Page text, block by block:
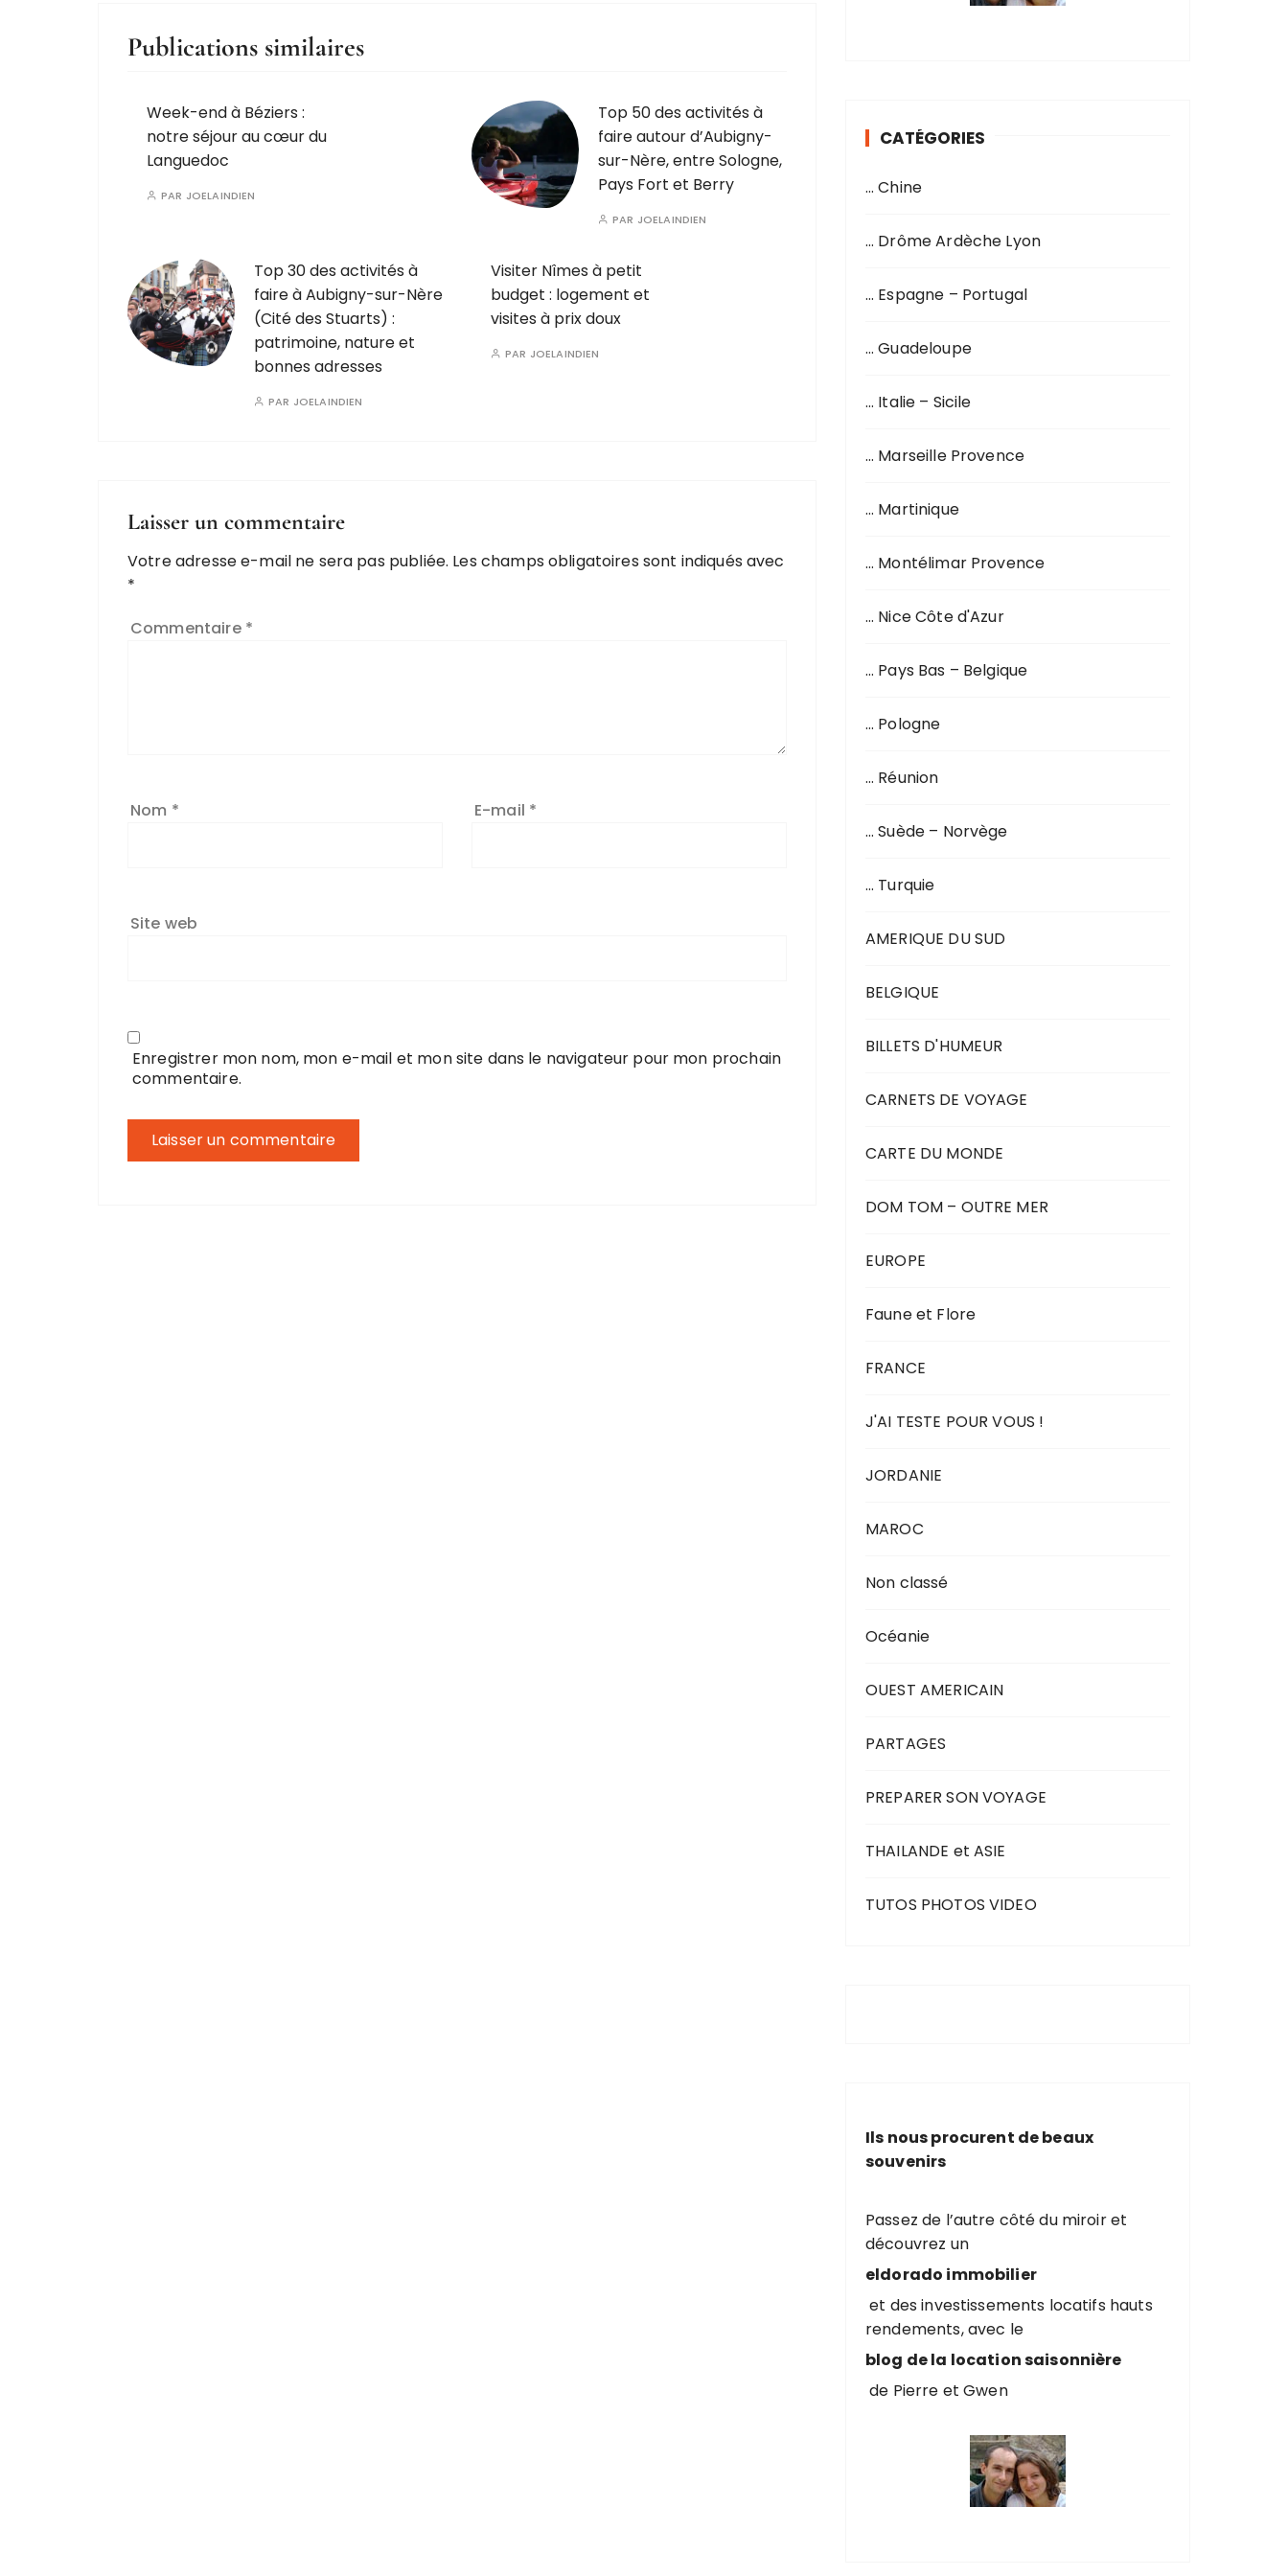
Publications similaires
Week-end à Béziers :
notre séjour au cœur du
Languedoc
PAR JOELAINDIEN
Top 50 des activités à
faire autour d’Aubigny-
sur-Nère, entre Sologne,
Pays Fort et Berry
PAR JOELAINDIEN
Top 30 des activités à
faire à Aubigny-sur-Nère
(Cité des Stuarts) :
patrimoine, nature et
bonnes adresses
PAR JOELAINDIEN
Visiter Nîmes à petit
budget : logement et
visites à prix doux
PAR JOELAINDIEN
Laisser un commentaire
Votre adresse e-mail ne sera pas publiée. Les champs obligatoires sont indiqués avec
*
Commentaire *
Nom * E-mail *
Site web
Enregistrer mon nom, mon e-mail et mon site dans le navigateur pour mon prochain
commentaire.
CATÉGORIES
… Chine
… Drôme Ardèche Lyon
… Espagne – Portugal
… Guadeloupe
… Italie – Sicile
… Marseille Provence
… Martinique
… Montélimar Provence
… Nice Côte d'Azur
… Pays Bas – Belgique
… Pologne
… Réunion
… Suède – Norvège
… Turquie
AMERIQUE DU SUD
BELGIQUE
BILLETS D'HUMEUR
CARNETS DE VOYAGE
CARTE DU MONDE
DOM TOM – OUTRE MER
EUROPE
Faune et Flore
FRANCE
J'AI TESTE POUR VOUS !
JORDANIE
MAROC
Non classé
Océanie
OUEST AMERICAIN
PARTAGES
PREPARER SON VOYAGE
THAILANDE et ASIE
TUTOS PHOTOS VIDEO
Ils nous procurent de beaux
souvenirs
Passez de l’autre côté du miroir et
découvrez un
eldorado immobilier
et des investissements locatifs hauts
rendements, avec le
blog de la location saisonnière
de Pierre et Gwen